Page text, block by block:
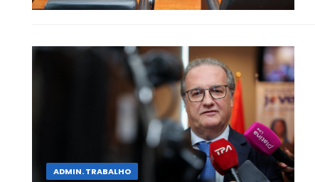
ADMIN. TRABALHO